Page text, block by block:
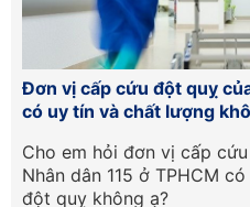
Đơn vị cấp cứu đột quỵ
có uy tín và chất lượng
Cho em hỏi đơn vị cấp
Nhân dân 115 ở TPHCM
đột quỵ không ạ?